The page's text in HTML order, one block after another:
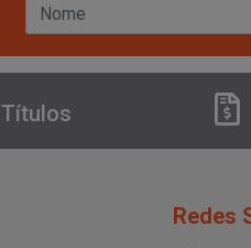
Títulos
Redes